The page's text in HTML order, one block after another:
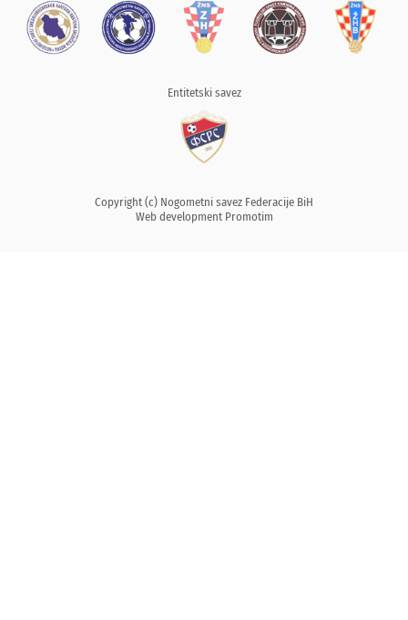
Entitetski savez
Copyright (c) Nogometni savez Federacije BiH
Web development Promotim